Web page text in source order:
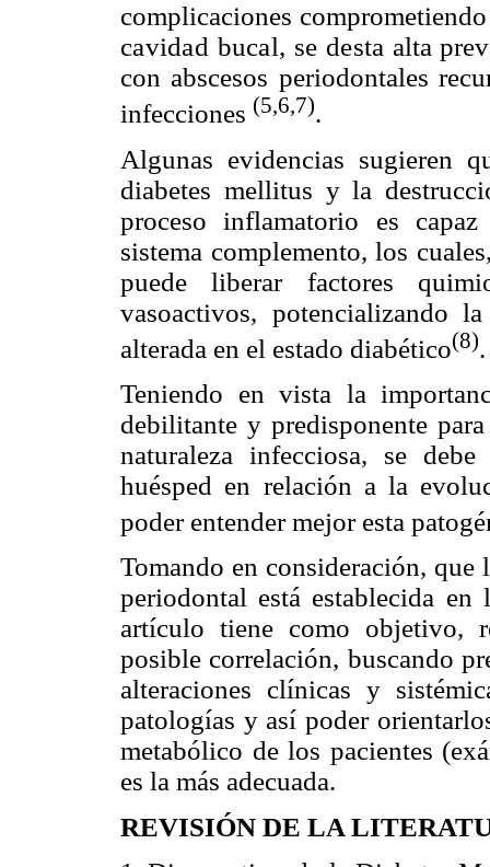
complicaciones
cavidad bucal, se desta alta
con abscesos periodontales
infecciones (5,6,7).
Algunas evidencias sugieren
diabetes mellitus y la
proceso inflamatorio es
sistema complemento, los
puede liberar factores
vasoactivos, potencializando
alterada en el estado diabético(8).
Teniendo en vista la
debilitante y predisponente
naturaleza infecciosa, se
huésped en relación a la
poder entender mejor esta
Tomando en consideración, que
periodontal está establecida
artículo tiene como objetivo,
posible correlación, buscando
alteraciones clínicas y
patologías y así poder
metabólico de los pacientes
es la más adecuada.
REVISIÓN DE LA